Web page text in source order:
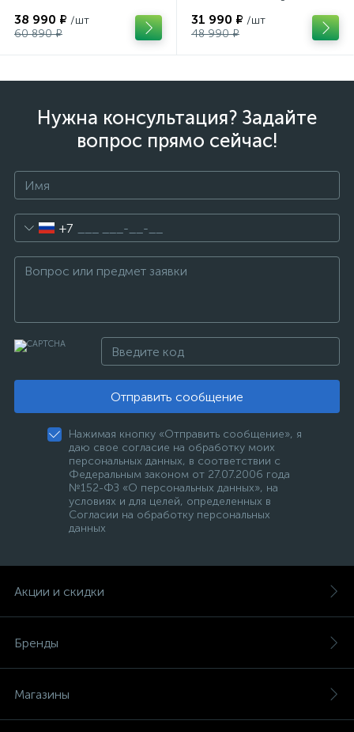
38 990 ₽ /шт
60 890 ₽
31 990 ₽ /шт
48 990 ₽
Нужна консультация? Задайте
вопрос прямо сейчас!
+7
Отправить сообщение
Нажимая кнопку «Отправить сообщение», я
даю свое согласие на обработку моих
персональных данных, в соответствии с
Федеральным законом от 27.07.2006 года
№152-ФЗ «О персональных данных», на
условиях и для целей, определенных в
Согласии на обработку персональных
данных
Акции и скидки
Бренды
Магазины